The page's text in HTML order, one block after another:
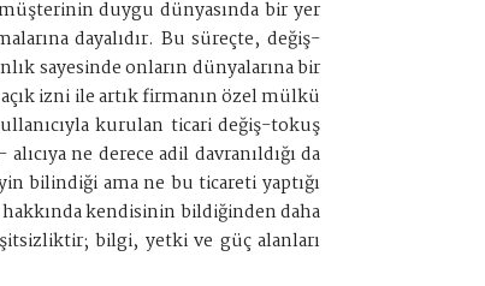
duygu dünyasında bir yer
dayalıdır. Bu süreçte, değiş-
sayesinde onların dünyalarına bir
izni ile artık firmanın özel mülkü
kurulan ticari değiş-tokuş
ne derece adil davranıldığı da
bilindiği ama ne bu ticareti yaptığı
hakkında kendisinin bildiğinden daha
bilgi, yetki ve güç alanları